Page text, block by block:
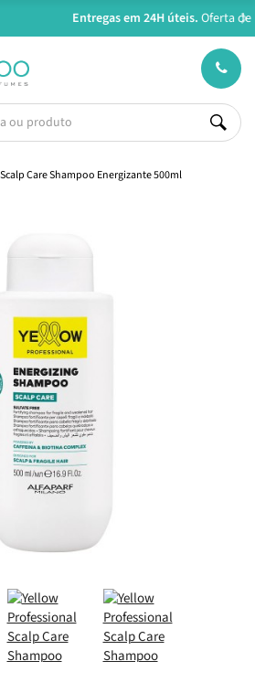
Oferta de portes a partir de €45*
Care Shampoo Energizante 500ml